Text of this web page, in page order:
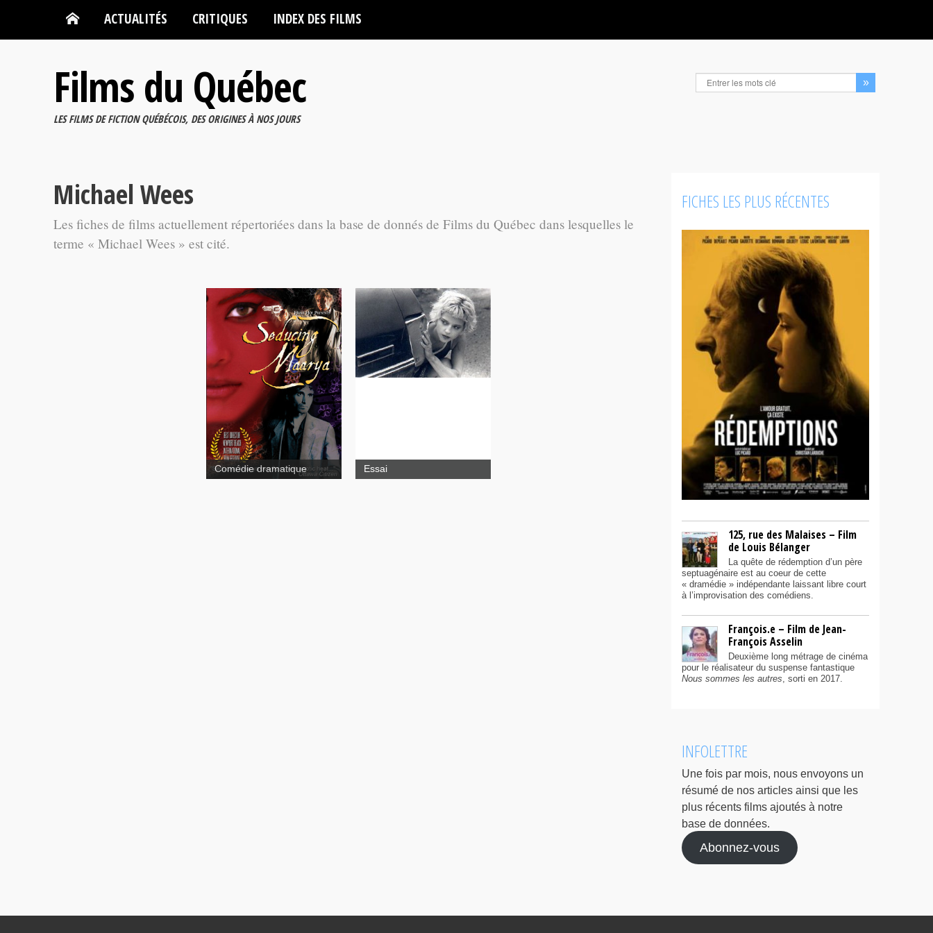
ACTUALITÉS CRITIQUES INDEX DES FILMS
Films du Québec
LES FILMS DE FICTION QUÉBÉCOIS, DES ORIGINES À NOS JOURS
Michael Wees
Les fiches de films actuellement répertoriées dans la base de donnés de Films du Québec dans lesquelles le
terme « Michael Wees » est cité.
Seducing Maarya
Comédie dramatique
So faraway and blue
Essai
FICHES LES PLUS RÉCENTES
125, rue des Malaises – Film
de Louis Bélanger
La quête de rédemption d’un père
septuagénaire est au coeur de cette
« dramédie » indépendante laissant libre court
à l’improvisation des comédiens.
François.e – Film de Jean-
François Asselin
Deuxième long métrage de cinéma
pour le réalisateur du suspense fantastique
Nous sommes les autres, sorti en 2017.
INFOLETTRE
Une fois par mois, nous envoyons un
résumé de nos articles ainsi que les
plus récents films ajoutés à notre
base de données.
Abonnez-vous